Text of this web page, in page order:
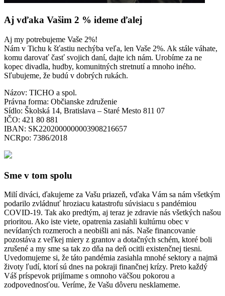
Aj vďaka Vašim 2 % ideme ďalej
Aj my potrebujeme Vaše 2%!
Nám v Tichu k šťastiu nechýba veľa, len Vaše 2%. Ak stále váhate,
komu darovať časť svojich daní, dajte ich nám. Urobíme za ne
kopec divadla, hudby, komunitných stretnutí a mnoho iného.
Sľubujeme, že budú v dobrých rukách.
Názov: TICHO a spol.
Právna forma: Občianske združenie
Sídlo: Školská 14, Bratislava – Staré Mesto 811 07
IČO: 421 80 881
IBAN: SK2202000000003908216657
NCRpo: 7386/2018
Sme v tom spolu
Milí diváci, ďakujeme za Vašu priazeň, vďaka Vám sa nám všetkým
podarilo zvládnuť hroziacu katastrofu súvisiacu s pandémiou
COVID-19. Tak ako predtým, aj teraz je zdravie nás všetkých našou
prioritou. Ako iste viete, opatrenia zasiahli kultúrnu obec v
nevídaných rozmeroch a neobišli ani nás. Naše financovanie
pozostáva z veľkej miery z grantov a dotačných schém, ktoré boli
zrušené a my sme sa tak zo dňa na deň ocitli existenčnej tiesni.
Uvedomujeme si, že táto pandémia zasiahla mnohé sektory a najmä
životy ľudí, ktorí sú dnes na pokraji finančnej krízy. Preto každý
Váš príspevok prijímame s omnoho väčšou pokorou a
zodpovednosťou. Veríme, že Vašu dôveru nesklameme.